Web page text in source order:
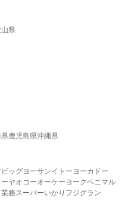
県
鹿児島県沖縄県
ビッグヨーサンイトーヨーカドー
ヤオコーオーケー ヨークベニマル
業務スーパーいかり フジグラン